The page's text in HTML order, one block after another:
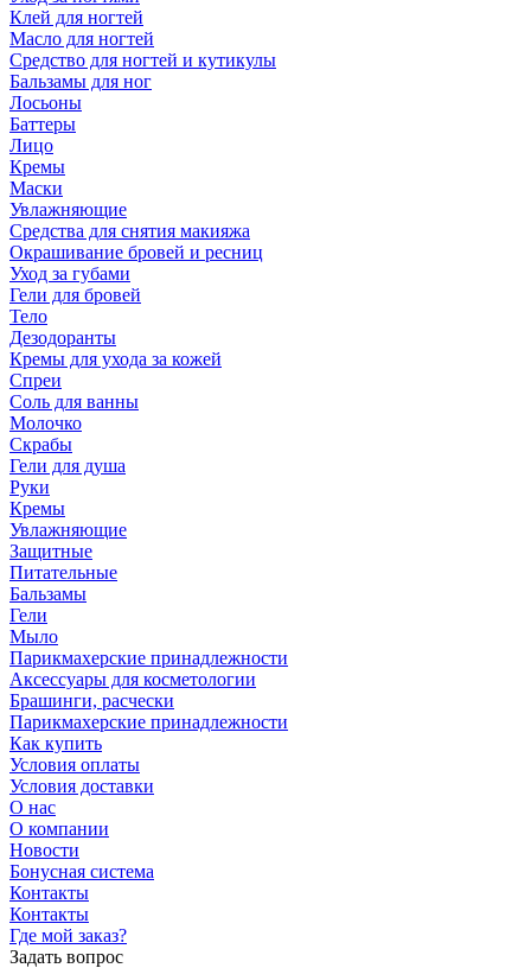
Клей для ногтей
Масло для ногтей
Средство для ногтей и кутикулы
Бальзамы для ног
Лосьоны
Баттеры
Лицо
Кремы
Маски
Увлажняющие
Средства для снятия макияжа
Окрашивание бровей и ресниц
Уход за губами
Гели для бровей
Тело
Дезодоранты
Кремы для ухода за кожей
Спреи
Соль для ванны
Молочко
Скрабы
Гели для душа
Руки
Кремы
Увлажняющие
Защитные
Питательные
Бальзамы
Гели
Мыло
Парикмахерские принадлежности
Аксессуары для косметологии
Брашинги, расчески
Парикмахерские принадлежности
Как купить
Условия оплаты
Условия доставки
О нас
О компании
Новости
Бонусная система
Контакты
Контакты
Где мой заказ?
Задать вопрос